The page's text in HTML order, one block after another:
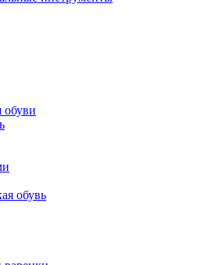
обуви
обувь